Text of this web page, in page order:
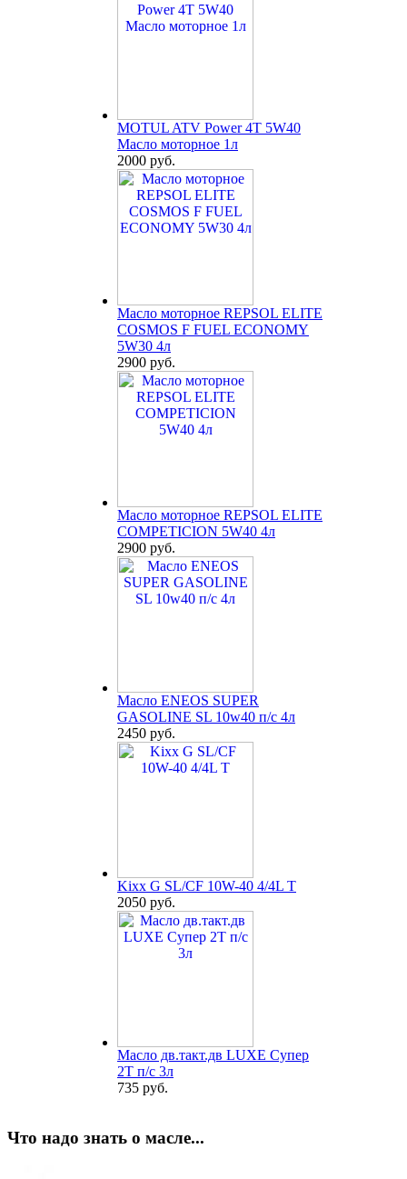
MOTUL ATV Power 4T 5W40
Масло моторное 1л
2000 руб.
Масло моторное REPSOL ELITE
COSMOS F FUEL ECONOMY
5W30 4л
2900 руб.
Масло моторное REPSOL ELITE
COMPETICION 5W40 4л
2900 руб.
Масло ENEOS SUPER
GASOLINE SL 10w40 п/с 4л
2450 руб.
Kixx G SL/CF 10W-40 4/4L T
2050 руб.
Масло дв.такт.дв LUXE Супер
2Т п/с 3л
735 руб.
Что надо знать о масле...